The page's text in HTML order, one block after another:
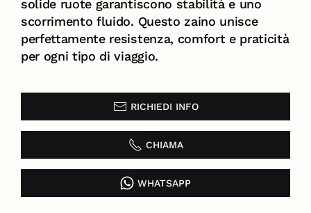
solide ruote garantiscono stabilità e uno
scorrimento fluido. Questo zaino unisce
perfettamente resistenza, comfort e praticità
per ogni tipo di viaggio.
RICHIEDI INFO
CHIAMA
WHATSAPP